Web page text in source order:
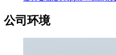
公司环境